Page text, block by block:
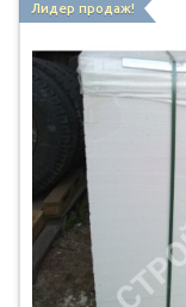
Лидер продаж!